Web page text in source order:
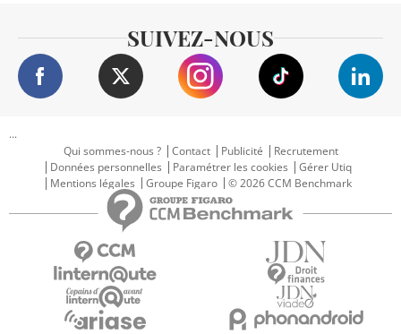
SUIVEZ-NOUS
...
Qui sommes-nous ?
Contact Publicité
Recrutement
Données personnelles
Paramétrer les cookies
Gérer Utiq
Mentions légales
Groupe Figaro © 2026 CCM Benchmark